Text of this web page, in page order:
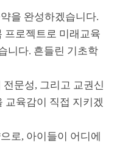
을 완성하겠습니다.
프로젝트로 미래교육
니다. 흔들린 기초학
전문성, 그리고 교권신
교육감이 직접 지키겠
로, 아이들이 어디에